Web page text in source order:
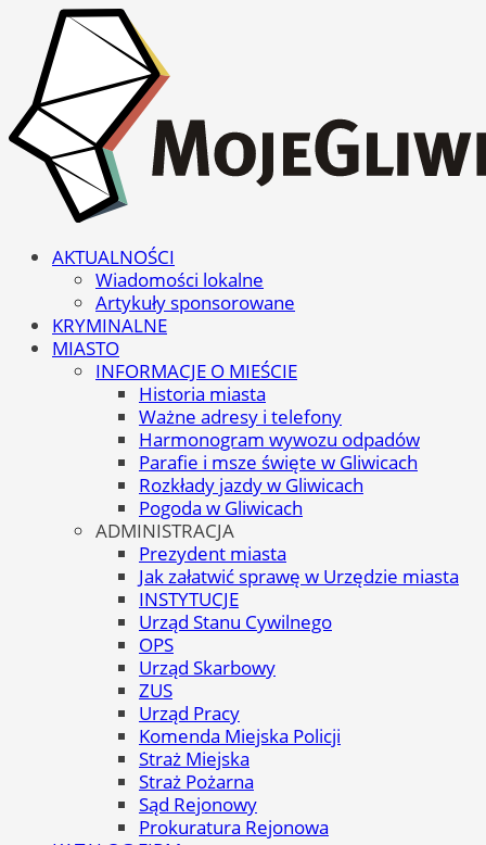
AKTUALNOŚCI
Wiadomości lokalne
Artykuły sponsorowane
KRYMINALNE
MIASTO
INFORMACJE O MIEŚCIE
Historia miasta
Ważne adresy i telefony
Harmonogram wywozu odpadów
Parafie i msze święte w Gliwicach
Rozkłady jazdy w Gliwicach
Pogoda w Gliwicach
ADMINISTRACJA
Prezydent miasta
Jak załatwić sprawę w Urzędzie miasta
INSTYTUCJE
Urząd Stanu Cywilnego
OPS
Urząd Skarbowy
ZUS
Urząd Pracy
Komenda Miejska Policji
Straż Miejska
Straż Pożarna
Sąd Rejonowy
Prokuratura Rejonowa